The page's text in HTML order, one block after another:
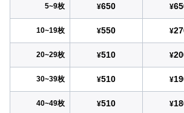
5~9枚 ¥650 ¥
10~19枚 ¥550 ¥
20~29枚 ¥510 ¥
30~39枚 ¥510 ¥
40~49枚 ¥510 ¥